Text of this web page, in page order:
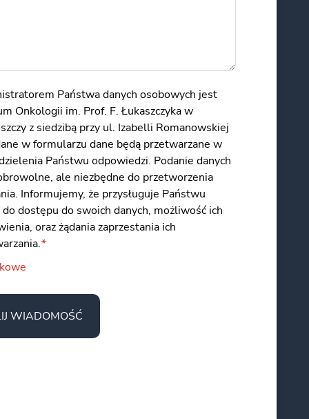
Państwa danych osobowych jest
Onkologii im. Prof. F. Łukaszczyka w
z siedzibą przy ul. Izabelli Romanowskiej
w formularzu dane będą przetwarzane w
Państwu odpowiedzi. Podanie danych
ale niezbędne do przetworzenia
Informujemy, że przysługuje Państwu
dostępu do swoich danych, możliwość ich
oraz żądania zaprzestania ich
*
WIADOMOŚĆ